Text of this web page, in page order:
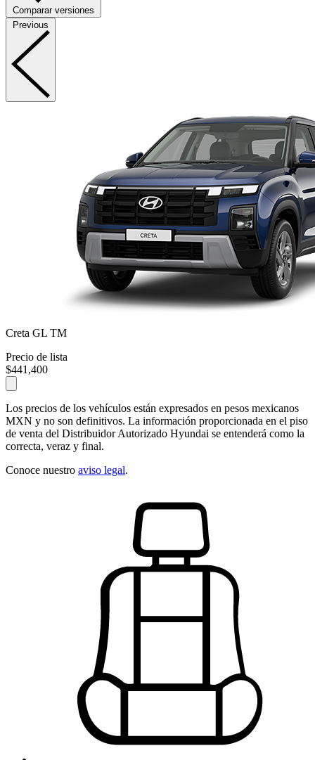
Comparar versiones
Previous
Creta GL TM
Precio de lista
$441,400
Los precios de los vehículos están expresados en pesos mexicanos
MXN y no son definitivos. La información proporcionada en el piso
de venta del Distribuidor Autorizado Hyundai se entenderá como la
correcta, veraz y final.
Conoce nuestro aviso legal.